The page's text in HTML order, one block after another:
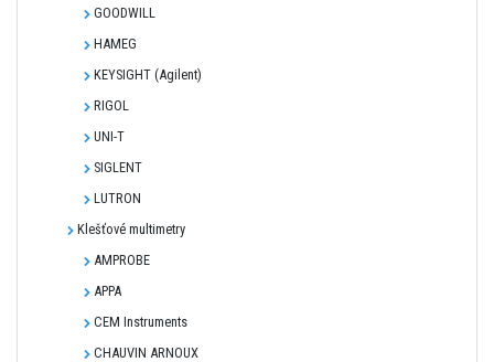
GOODWILL
HAMEG
KEYSIGHT (Agilent)
RIGOL
UNI-T
SIGLENT
LUTRON
Klešťové multimetry
AMPROBE
APPA
CEM Instruments
CHAUVIN ARNOUX